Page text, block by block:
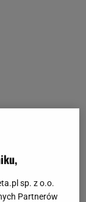
sp. z o.o.
Partnerów